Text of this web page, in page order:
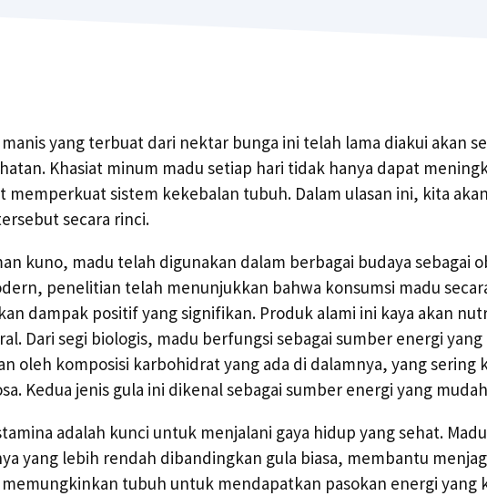
yang terbuat dari nektar bunga ini telah lama diakui akan
Khasiat minum madu setiap hari tidak hanya dapat
memperkuat sistem kekebalan tubuh. Dalam ulasan ini, kita
secara rinci.
kuno, madu telah digunakan dalam berbagai budaya sebagai
penelitian telah menunjukkan bahwa konsumsi madu
dampak positif yang signifikan. Produk alami ini kaya akan
Dari segi biologis, madu berfungsi sebagai sumber energi
oleh komposisi karbohidrat yang ada di dalamnya, yang
Kedua jenis gula ini dikenal sebagai sumber energi yang
adalah kunci untuk menjalani gaya hidup yang sehat.
yang lebih rendah dibandingkan gula biasa, membantu
tubuh untuk mendapatkan pasokan energi yang